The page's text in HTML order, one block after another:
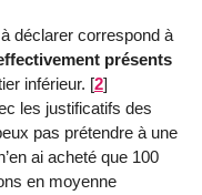
déclarer correspond à
présents
inférieur. [2]
les justificatifs des
pas prétendre à une
ai acheté que 100
en moyenne